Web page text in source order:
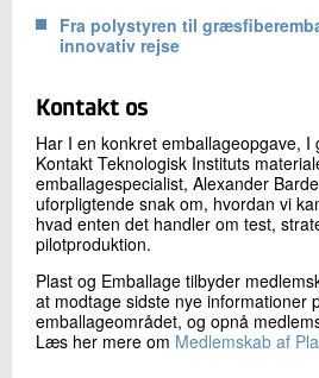
Fra polystyren til
innovativ rejse
Kontakt os
Har I en konkret emballageopgave, I
Kontakt Teknologisk Instituts
emballagespecialist, Alexander
uforpligtende snak om, hvordan vi
hvad enten det handler om test,
pilotproduktion.
Plast og Emballage tilbyder
at modtage sidste nye informationer
emballageområdet, og opnå
Læs her mere om Medlemskab af